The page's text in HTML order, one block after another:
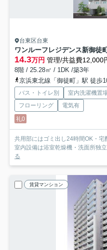
台東区台東
ワンルーフレジデンス新御徒
14.3万円 管理/共益費12,000
8階 / 25.28㎡ / 1DK /築3年
京浜東北線「御徒町」駅 徒歩
バス・トイレ別 室内洗濯機置
フローリング
電気有
礼0
共用部にはゴミ出し24時間OK・宅
室内設備は浴室乾燥機・洗面所独
る
賃貸マンション